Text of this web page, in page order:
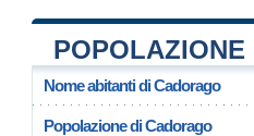
POPOLAZIONE
Nome abitanti di Cadorago
Popolazione di Cadorago